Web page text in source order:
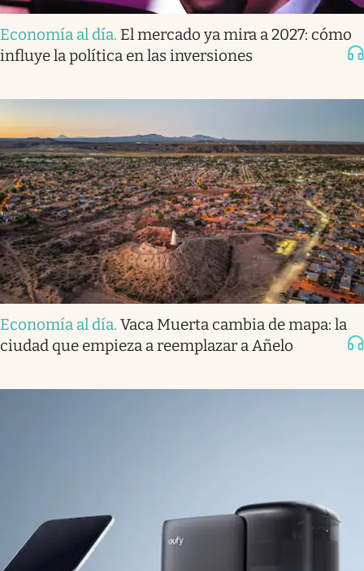
Economía al día. El mercado ya mira a 2027: cómo
influye la política en las inversiones
Economía al día. Vaca Muerta cambia de mapa: la
ciudad que empieza a reemplazar a Añelo